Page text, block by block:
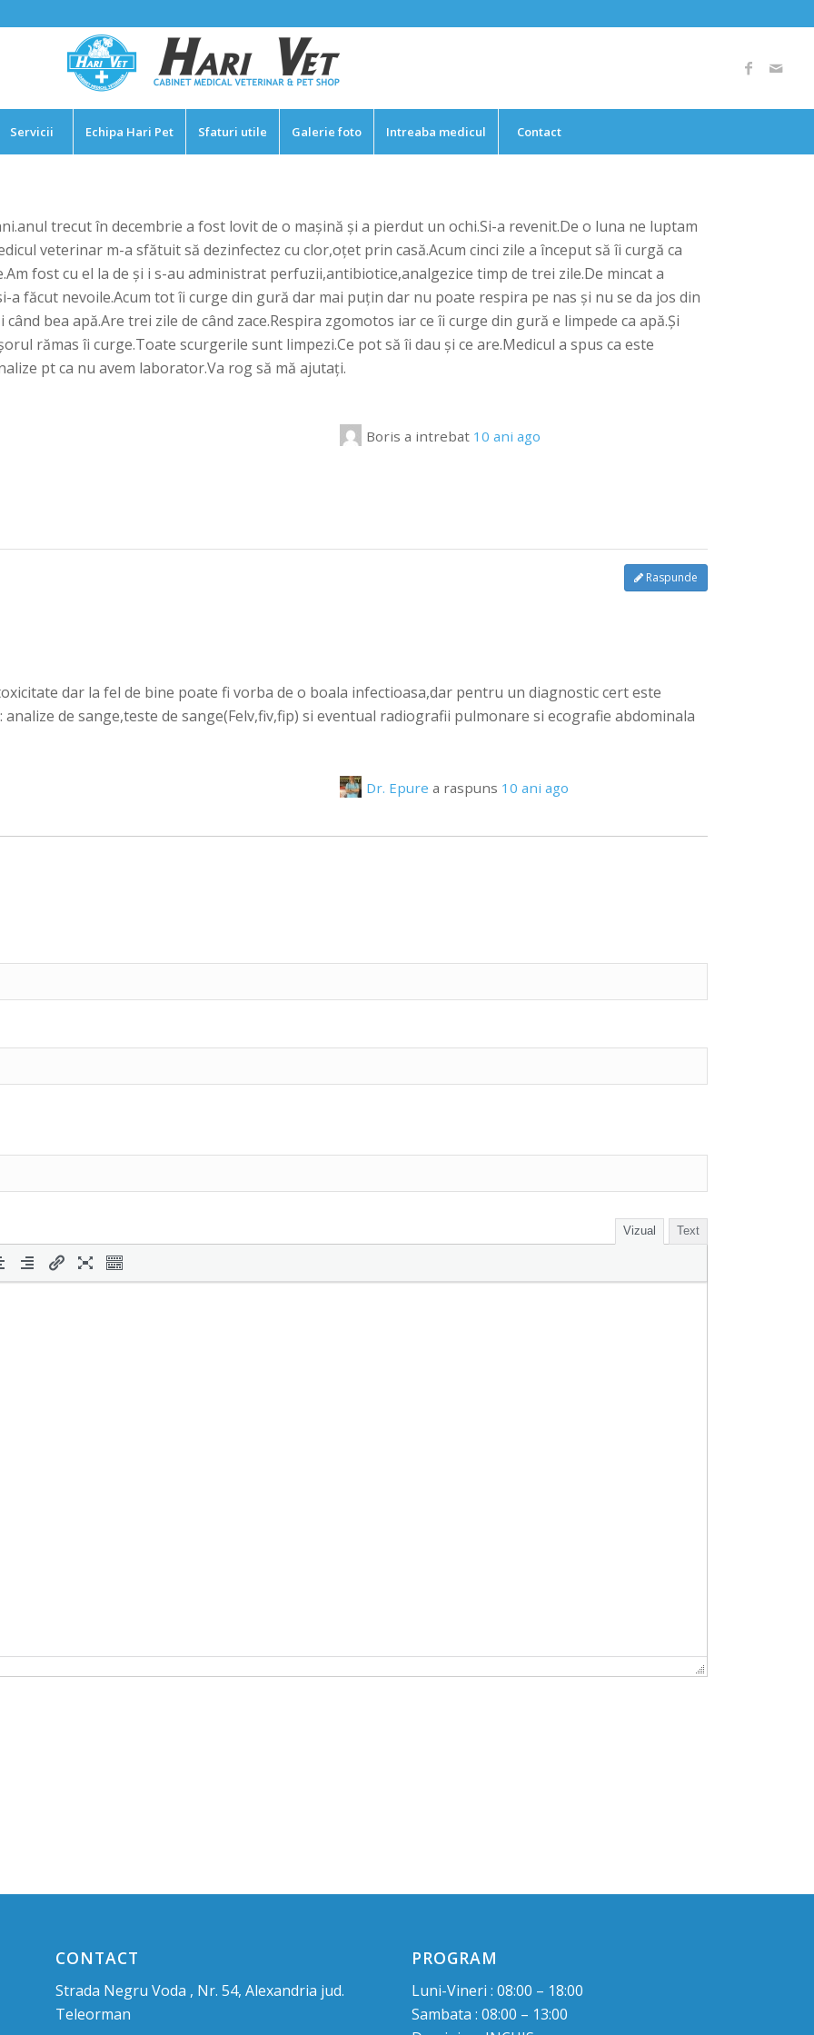
Servicii Echipa Hari Pet Sfaturi utile Galerie foto Intreaba medicul Contact
trecut în decembrie a fost lovit de o mașină și a pierdut un ochi.Si-a revenit.De o luna ne luptam
veterinar m-a sfătuit să dezinfectez cu clor,oțet prin casă.Acum cinci zile a început să îi curgă ca
fost cu el la de și i s-au administrat perfuzii,antibiotice,analgezice timp de trei zile.De mincat a
a făcut nevoile.Acum tot îi curge din gură dar mai puțin dar nu poate respira pe nas și nu se da jos din
bea apă.Are trei zile de când zace.Respira zgomotos iar ce îi curge din gură e limpede ca apă.Și
rămas îi curge.Toate scurgerile sunt limpezi.Ce pot să îi dau și ce are.Medicul a spus ca este
pt ca nu avem laborator.Va rog să mă ajutați.
Boris a intrebat 10 ani ago
Raspunde
dar la fel de bine poate fi vorba de o boala infectioasa,dar pentru un diagnostic cert este
de sange,teste de sange(Felv,fiv,fip) si eventual radiografii pulmonare si ecografie abdominala
Dr. Epure a raspuns 10 ani ago
Vizual Text
CONTACT
Strada Negru Voda , Nr. 54, Alexandria jud.
Teleorman
PROGRAM
Luni-Vineri : 08:00 – 18:00
Sambata : 08:00 – 13:00